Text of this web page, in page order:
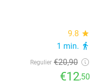
9.8 star
1 min. directions_walk
Regulier €20,90
€12,50